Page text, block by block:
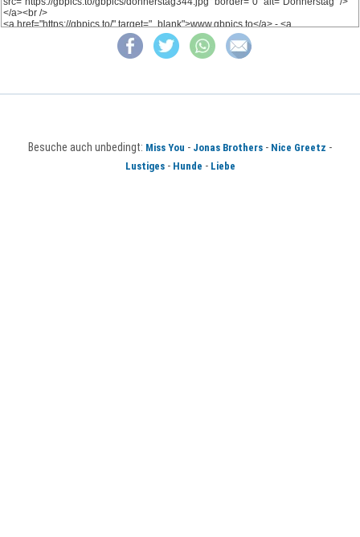
Besuche auch unbedingt: Miss You - Jonas Brothers - Nice Greetz -
Lustiges- Hunde - Liebe